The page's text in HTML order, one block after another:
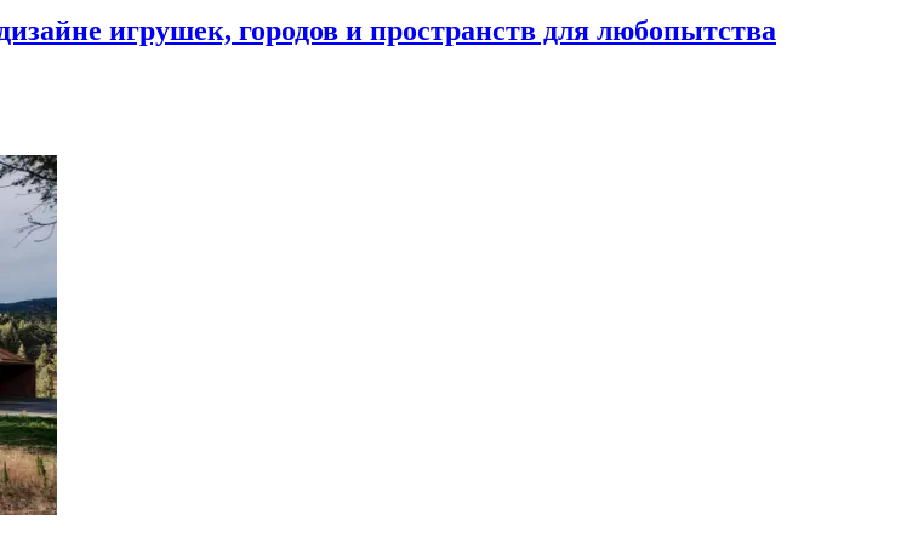
игрушек, городов и пространств для любопытства